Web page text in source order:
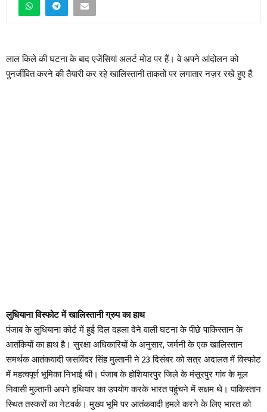
लाल किले की घटना के बाद एजेंसियां ​​अलर्ट मोड पर हैं। वे अपने आंदोलन को
पुनर्जीवित करने की तैयारी कर रहे खालिस्तानी ताकतों पर लगातार नज़र रखे हुए हैं.
लुधियाना विस्फोट में खालिस्तानी ग्रुप का हाथ
पंजाब के लुधियाना कोर्ट में हुई दिल दहला देने वाली घटना के पीछे पाकिस्तान के
आतंकियों का हाथ है। सुरक्षा अधिकारियों के अनुसार, जर्मनी के एक खालिस्तान
समर्थक आतंकवादी जसविंदर सिंह मुल्तानी ने 23 दिसंबर को सत्र अदालत में विस्फोट
में महत्वपूर्ण भूमिका निभाई थी। पंजाब के होशियारपुर जिले के मंसूरपुर गांव के मूल
निवासी मुल्तानी अपने हथियार का उपयोग करके भारत पहुंचने में सक्षम थे। पाकिस्तान
स्थित तस्करों का नेटवर्क। मुख्य भूमि पर आतंकवादी हमले करने के लिए भारत को